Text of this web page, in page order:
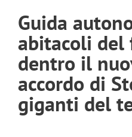
Guida
abitacoli del
dentro il
accordo di
giganti del